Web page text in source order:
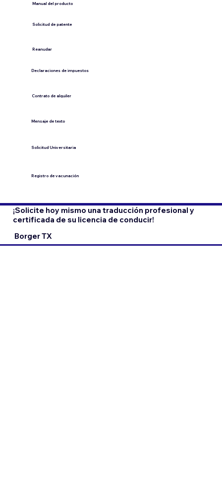
​Manual del producto
​Solicitud de patente
Contrato de alquiler
​Reanudar
Declaraciones de impuestos
​Mensaje de texto
​Solicitud Universitaria
Registro de vacunación
¡Solicite hoy mismo una traducción profesional y
certificada de su licencia de conducir!
Borger TX